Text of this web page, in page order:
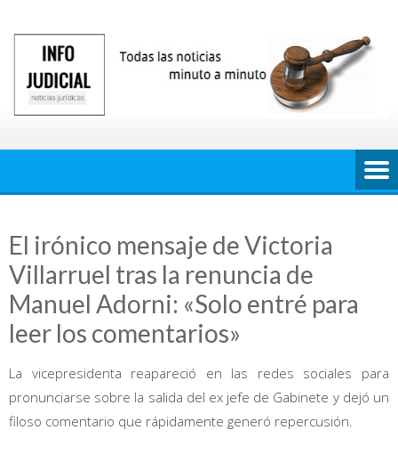
contenido
El irónico mensaje de Victoria
Villarruel tras la renuncia de
Manuel Adorni: «Solo entré para
leer los comentarios»
La vicepresidenta reapareció en las redes sociales para
pronunciarse sobre la salida del ex jefe de Gabinete y dejó un
filoso comentario que rápidamente generó repercusión.